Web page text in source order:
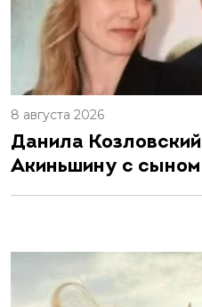
8 августа 2026
Данила
Акиньшину с